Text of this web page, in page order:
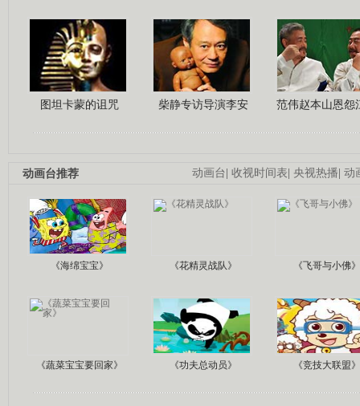
图坦卡蒙的诅咒 柴静专访导演李安 范伟赵本山恩怨
动画台| 收视时间表| 央视热播| 动
动画台推荐
《海绵宝宝》 《花精灵战队》 《飞哥与小佛》
《蔬菜宝宝要回家》 《功夫总动员》 《竞技大联盟》